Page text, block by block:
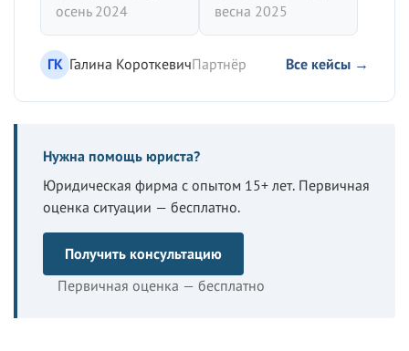
осень 2024
весна 2025
ГК Галина КороткевичПартнёр Все кейсы →
Нужна помощь юриста?
Юридическая фирма с опытом 15+ лет. Первичная
оценка ситуации — бесплатно.
Получить консультацию
Первичная оценка — бесплатно